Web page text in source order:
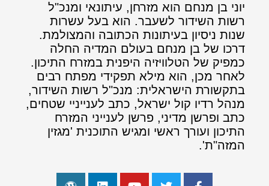
יוני בן מנחם הוא מזרחן, עיתונאי ומנכ"ל
רשות השידור לשעבר. הוא בעל עשרות
שנות ניסיון בעיתונות הכתובה והמצולמת.
דרכו של בן מנחם בעולם המדיה החלה
כמפיק של הטלוויזיה היפנית במזרח התיכון.
לאחר מכן, הוא מילא תפקידי מפתח רבים
בתקשורת הישראלית: מנכ"ל רשות השידור,
מנהל רדיו קול ישראל, כתב לענייניי שטחים,
כתב ופרשן מדיני, פרשן לענייני המזרח
התיכון ועורך ראשי ומגיש התוכנית 'מגזין
המזה"ת'.